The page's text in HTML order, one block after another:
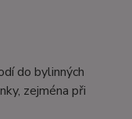
do bylinných
zejména při